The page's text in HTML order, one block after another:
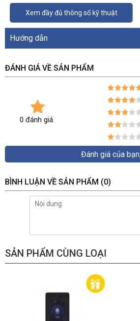
Xem đầy đủ thông số kỹ thuật
Hướng dẫn
ĐÁNH GIÁ VỀ SẢN PHẨM
0 đánh giá
Đánh giá của bạn
BÌNH LUẬN VỀ SẢN PHẨM (0)
SẢN PHẨM CÙNG LOẠI